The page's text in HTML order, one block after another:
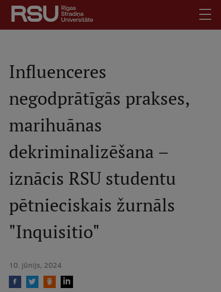
Pārlekt
galveno
saturu
Mobile
augšējā
izvēlne
Studentiem
Absolventiem
Darba devējiem
Bibliotēka
Kontakti
Vakances
Mobile
izvēlne
Pamatstudiju programmas
Influenceres
negodprātīgās prakses,
marihuānas
dekriminalizēšana –
iznācis RSU studentu
pētnieciskais žurnāls
"Inquisitio"
10. jūnijs, 2024